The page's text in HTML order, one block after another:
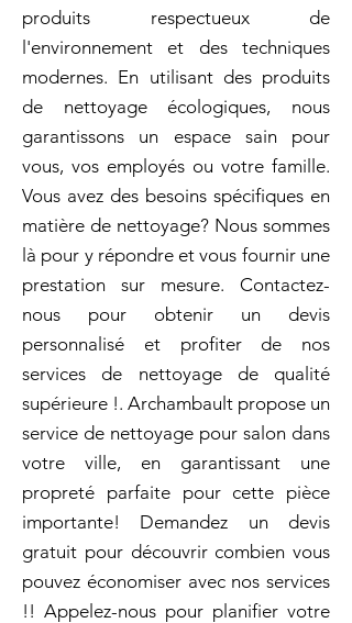
produits respectueux de
l'environnement et des techniques
modernes. En utilisant des produits
de nettoyage écologiques, nous
garantissons un espace sain pour
vous, vos employés ou votre famille.
Vous avez des besoins spécifiques en
matière de nettoyage? Nous sommes
là pour y répondre et vous fournir une
prestation sur mesure. Contactez-
nous pour obtenir un devis
personnalisé et profiter de nos
services de nettoyage de qualité
supérieure !. Archambault propose un
service de nettoyage pour salon dans
votre ville, en garantissant une
propreté parfaite pour cette pièce
importante! Demandez un devis
gratuit pour découvrir combien vous
pouvez économiser avec nos services
!! Appelez-nous pour planifier votre